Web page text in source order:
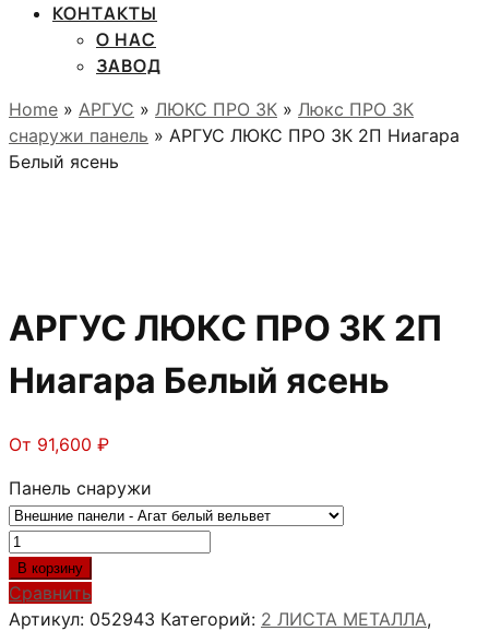
КОНТАКТЫ
О НАС
ЗАВОД
Home » АРГУС » ЛЮКС ПРО 3К » Люкс ПРО 3К
снаружи панель » АРГУС ЛЮКС ПРО 3К 2П Ниагара
Белый ясень
АРГУС ЛЮКС ПРО 3К 2П
Ниагара Белый ясень
От 91,600 ₽
Панель снаружи
Количество
товара
АРГУС
ЛЮКС
В корзину
Сравнить
Артикул: 052943 Категорий: 2 ЛИСТА МЕТАЛЛА,